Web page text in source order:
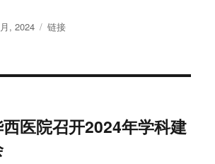
, 2024
格
链接
医院召开2024年学科建